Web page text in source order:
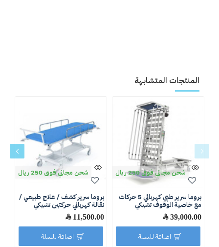
المنتجات المتشابهة
شحن مجاني فوق 250 ريال
بروما سرير طبي كهربائي 5 حركات
مع خاصية الوقوف تشيكي
39,000.00 ﷼
اضافة للسلة
شحن مجاني فوق 250 ريال
بروما سرير كشف / علاج طبيعي /
نقالة كهربائي حركتين تشيكي
11,500.00 ﷼
اضافة للسلة